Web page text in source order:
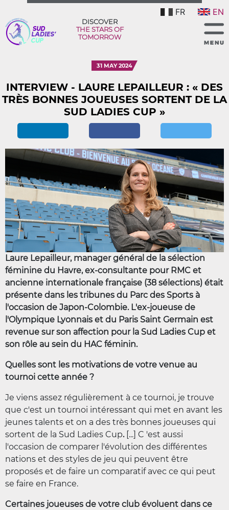
FR EN
DISCOVER
THE STARS OF
TOMORROW
31 MAY 2024
INTERVIEW - LAURE LEPAILLEUR : « DES
TRÈS BONNES JOUEUSES SORTENT DE LA
SUD LADIES CUP »
Laure Lepailleur, manager général de la sélection
féminine du Havre, ex-consultante pour RMC et
ancienne internationale française (38 sélections) était
présente dans les tribunes du Parc des Sports à
l'occasion de Japon-Colombie. L'ex-joueuse de
l'Olympique Lyonnais et du Paris Saint Germain est
revenue sur son affection pour la Sud Ladies Cup et
son rôle au sein du HAC féminin.
Quelles sont les motivations de votre venue au
tournoi cette année ?
Je viens assez régulièrement à ce tournoi, je trouve
que c'est un tournoi intéressant qui met en avant les
jeunes talents et on a des très bonnes joueuses qui
sortent de la Sud Ladies Cup. [...] C 'est aussi
l'occasion de comparer l'évolution des différentes
nations et des styles de jeu qui peuvent être
proposés et de faire un comparatif avec ce qui peut
se faire en France.
Certaines joueuses de votre club évoluent dans ce